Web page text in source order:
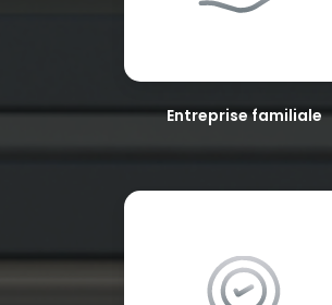
Entreprise familiale